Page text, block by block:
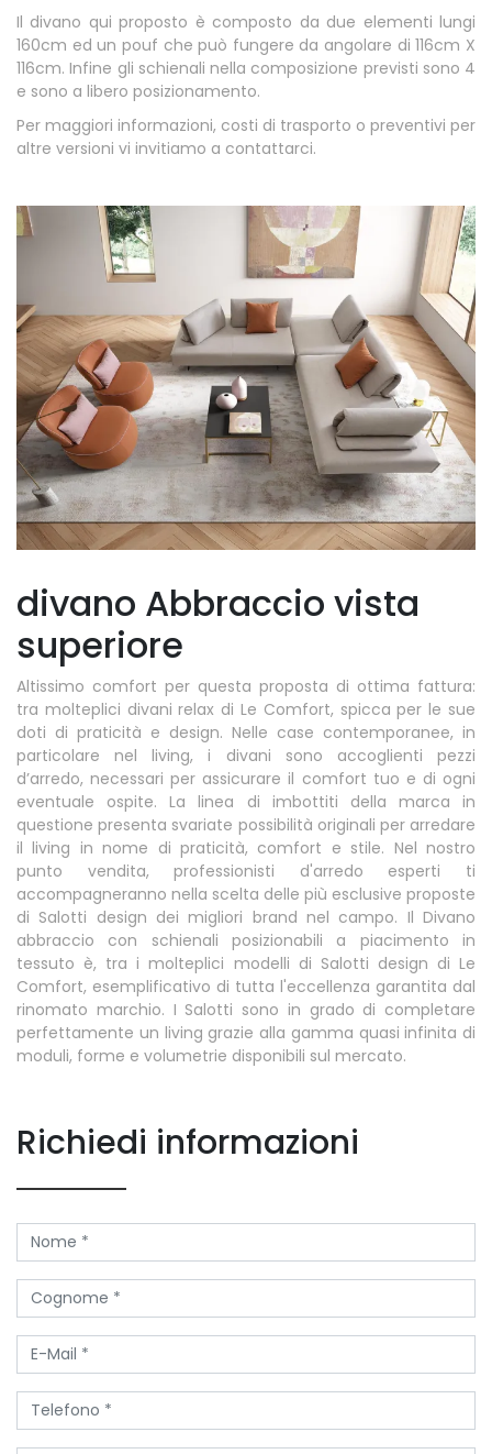
Il divano qui proposto è composto da due elementi lungi
160cm ed un pouf che può fungere da angolare di 116cm X
116cm. Infine gli schienali nella composizione previsti sono 4
e sono a libero posizionamento.
Per maggiori informazioni, costi di trasporto o preventivi per
altre versioni vi invitiamo a contattarci.
divano Abbraccio vista
superiore
Altissimo comfort per questa proposta di ottima fattura:
tra molteplici divani relax di Le Comfort, spicca per le sue
doti di praticità e design. Nelle case contemporanee, in
particolare nel living, i divani sono accoglienti pezzi
d’arredo, necessari per assicurare il comfort tuo e di ogni
eventuale ospite. La linea di imbottiti della marca in
questione presenta svariate possibilità originali per arredare
il living in nome di praticità, comfort e stile. Nel nostro
punto vendita, professionisti d'arredo esperti ti
accompagneranno nella scelta delle più esclusive proposte
di Salotti design dei migliori brand nel campo. Il Divano
abbraccio con schienali posizionabili a piacimento in
tessuto è, tra i molteplici modelli di Salotti design di Le
Comfort, esemplificativo di tutta l'eccellenza garantita dal
rinomato marchio. I Salotti sono in grado di completare
perfettamente un living grazie alla gamma quasi infinita di
moduli, forme e volumetrie disponibili sul mercato.
Richiedi informazioni